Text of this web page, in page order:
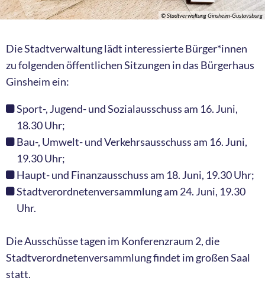
© Stadtverwaltung Ginsheim-Gustavsburg
Die Stadtverwaltung lädt interessierte Bürger*innen
zu folgenden öffentlichen Sitzungen in das Bürgerhaus
Ginsheim ein:
Sport-, Jugend- und Sozialausschuss am 16. Juni,
18.30 Uhr;
Bau-, Umwelt- und Verkehrsausschuss am 16. Juni,
19.30 Uhr;
Haupt- und Finanzausschuss am 18. Juni, 19.30 Uhr;
Stadtverordnetenversammlung am 24. Juni, 19.30
Uhr.
Die Ausschüsse tagen im Konferenzraum 2, die
Stadtverordnetenversammlung findet im großen Saal
statt.